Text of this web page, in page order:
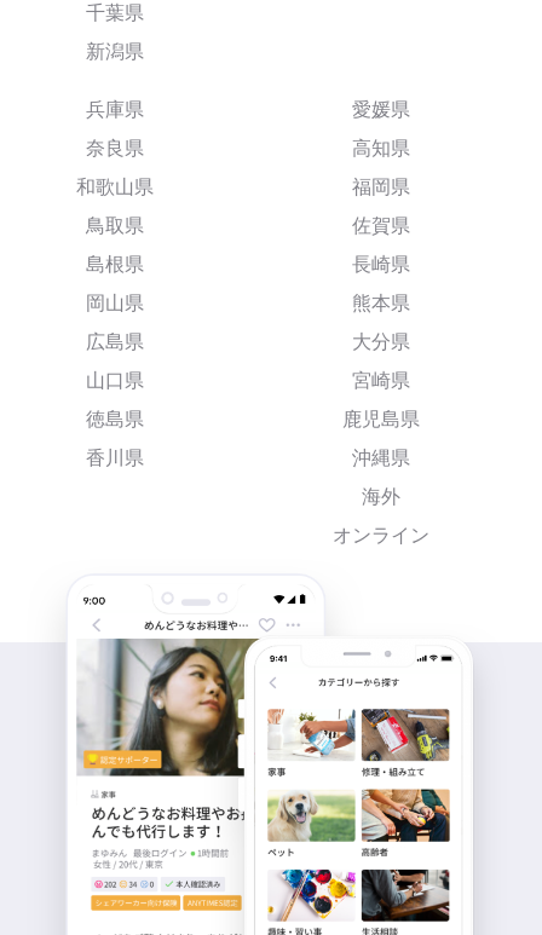
千葉県
新潟県
兵庫県
奈良県
和歌山県
鳥取県
島根県
岡山県
広島県
山口県
徳島県
香川県
愛媛県
高知県
福岡県
佐賀県
長崎県
熊本県
大分県
宮崎県
鹿児島県
沖縄県
海外
オンライン